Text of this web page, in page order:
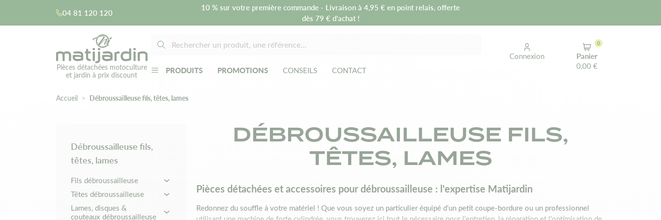
04 81 120 120
10 % sur votre première commande - Livraison à 4,95 € en point relais, offerte
dès 79 € d’achat !
Pièces détachées motoculture
et jardin à prix discount
PRODUITS PROMOTIONS CONSEILS CONTACT
Connexion
Panier
0,00 €
0
Accueil Débroussailleuse fils, têtes, lames
Débroussailleuse fils,
têtes, lames
Fils débroussailleuse
Têtes débroussailleuse
Lames, disques &
couteaux débroussailleuse
DÉBROUSSAILLEUSE FILS,
TÊTES, LAMES
Pièces détachées et accessoires pour débroussailleuse : l'expertise Matijardin
Redonnez du souffle à votre matériel ! Que vous soyez un particulier équipé d'un petit coupe-bordure ou un professionnel